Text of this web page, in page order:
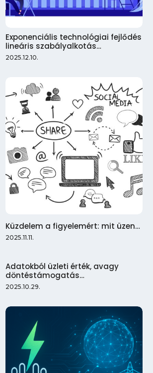
Exponenciális technológiai fejlődés
lineáris szabályalkotás…
2025.12.10.
Küzdelem a figyelemért: mit üzen…
2025.11.11.
Adatokból üzleti érték, avagy
döntéstámogatás…
2025.10.29.